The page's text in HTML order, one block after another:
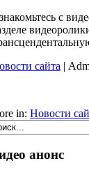
с
сайта |
in: Новости
анонс